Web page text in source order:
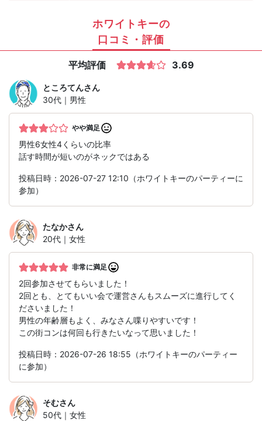
ホワイトキーの
口コミ・評価
平均評価 3.69
ところてんさん
30代｜男性
やや満足
男性6女性4くらいの比率
話す時間が短いのがネックではある
投稿日時：2026-07-27 12:10（ホワイトキーのパーティーに
参加）
たなかさん
20代｜女性
非常に満足
2回参加させてもらいました！
2回とも、とてもいい会で運営さんもスムーズに進行してく
ださいました！
男性の年齢層もよく、みなさん喋りやすいです！
この街コンは何回も行きたいなって思いました！
投稿日時：2026-07-26 18:55（ホワイトキーのパーティー
に参加）
そむさん
50代｜女性